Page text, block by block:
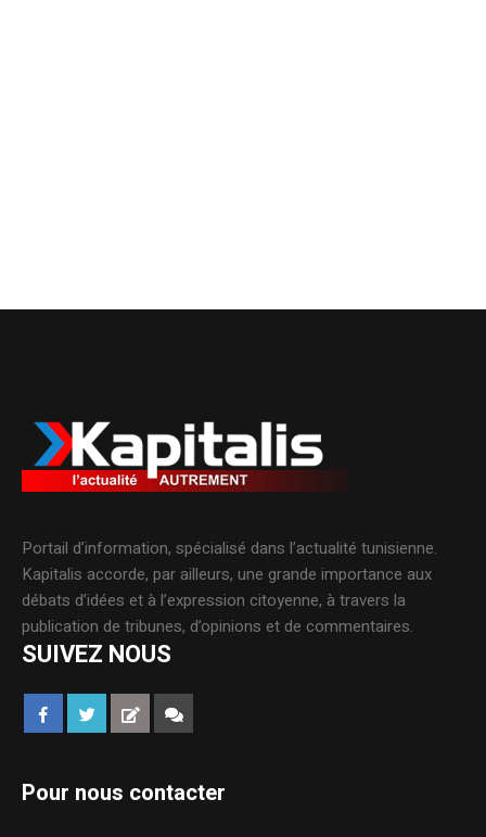
Portail d’information, spécialisé dans l’actualité tunisienne.
Kapitalis accorde, par ailleurs, une grande importance aux
débats d’idées et à l’expression citoyenne, à travers la
publication de tribunes, d’opinions et de commentaires.
SUIVEZ NOUS
Pour nous contacter